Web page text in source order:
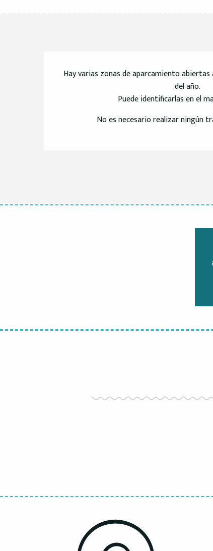
Hay varias zonas de aparcamiento abiertas
del año.
Puede identificarlas en el
No es necesario realizar ningún